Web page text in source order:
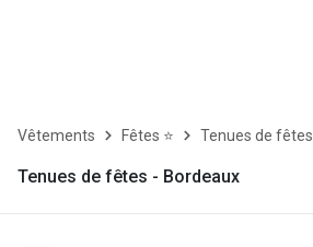
Vêtements Fêtes ⭐ Tenues de fêtes
Tenues de fêtes - Bordeaux